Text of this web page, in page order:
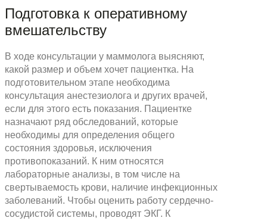
Подготовка к оперативному
вмешательству
В ходе консультации у маммолога выясняют,
какой размер и объем хочет пациентка. На
подготовительном этапе необходима
консультация анестезиолога и других врачей,
если для этого есть показания. Пациентке
назначают ряд обследований, которые
необходимы для определения общего
состояния здоровья, исключения
противопоказаний. К ним относятся
лабораторные анализы, в том числе на
свертываемость крови, наличие инфекционных
заболеваний. Чтобы оценить работу сердечно-
сосудистой системы, проводят ЭКГ. К